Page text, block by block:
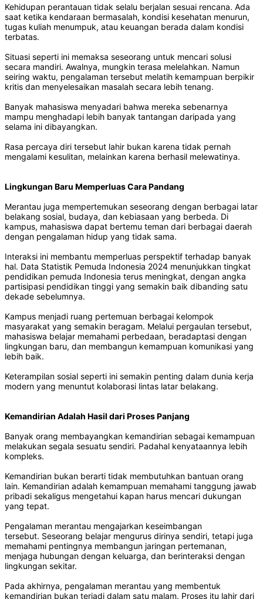
Kehidupan perantauan tidak selalu berjalan sesuai rencana. Ada
saat ketika kendaraan bermasalah, kondisi kesehatan menurun,
tugas kuliah menumpuk, atau keuangan berada dalam kondisi
terbatas.
Situasi seperti ini memaksa seseorang untuk mencari solusi
secara mandiri. Awalnya, mungkin terasa melelahkan. Namun
seiring waktu, pengalaman tersebut melatih kemampuan berpikir
kritis dan menyelesaikan masalah secara lebih tenang.
Banyak mahasiswa menyadari bahwa mereka sebenarnya
mampu menghadapi lebih banyak tantangan daripada yang
selama ini dibayangkan.
Rasa percaya diri tersebut lahir bukan karena tidak pernah
mengalami kesulitan, melainkan karena berhasil melewatinya.
Lingkungan Baru Memperluas Cara Pandang
Merantau juga mempertemukan seseorang dengan berbagai latar
belakang sosial, budaya, dan kebiasaan yang berbeda. Di
kampus, mahasiswa dapat bertemu teman dari berbagai daerah
dengan pengalaman hidup yang tidak sama.
Interaksi ini membantu memperluas perspektif terhadap banyak
hal. Data Statistik Pemuda Indonesia 2024 menunjukkan tingkat
pendidikan pemuda Indonesia terus meningkat, dengan angka
partisipasi pendidikan tinggi yang semakin baik dibanding satu
dekade sebelumnya.
Kampus menjadi ruang pertemuan berbagai kelompok
masyarakat yang semakin beragam. Melalui pergaulan tersebut,
mahasiswa belajar memahami perbedaan, beradaptasi dengan
lingkungan baru, dan membangun kemampuan komunikasi yang
lebih baik.
Keterampilan sosial seperti ini semakin penting dalam dunia kerja
modern yang menuntut kolaborasi lintas latar belakang.
Kemandirian Adalah Hasil dari Proses Panjang
Banyak orang membayangkan kemandirian sebagai kemampuan
melakukan segala sesuatu sendiri. Padahal kenyataannya lebih
kompleks.
Kemandirian bukan berarti tidak membutuhkan bantuan orang
lain. Kemandirian adalah kemampuan memahami tanggung jawab
pribadi sekaligus mengetahui kapan harus mencari dukungan
yang tepat.
Pengalaman merantau mengajarkan keseimbangan
tersebut. Seseorang belajar mengurus dirinya sendiri, tetapi juga
memahami pentingnya membangun jaringan pertemanan,
menjaga hubungan dengan keluarga, dan berinteraksi dengan
lingkungan sekitar.
Pada akhirnya, pengalaman merantau yang membentuk
kemandirian bukan terjadi dalam satu malam. Proses itu lahir dari